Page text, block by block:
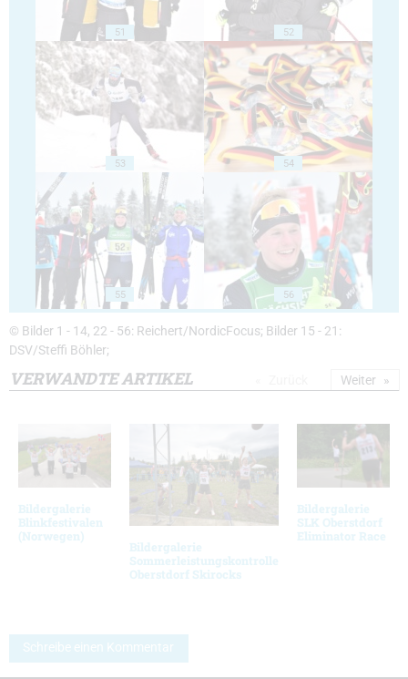
51 52
53 54
55 56
© Bilder 1 - 14, 22 - 56: Reichert/NordicFocus; Bilder 15 - 21:
DSV/Steffi Böhler;
VERWANDTE ARTIKEL
Bildergalerie
Blinkfestivalen
(Norwegen)
Bildergalerie
Sommerleistungskontrolle
Oberstdorf Skirocks
Bildergalerie
SLK Oberstdorf
Eliminator Race
Weiter
Schreibe einen Kommentar